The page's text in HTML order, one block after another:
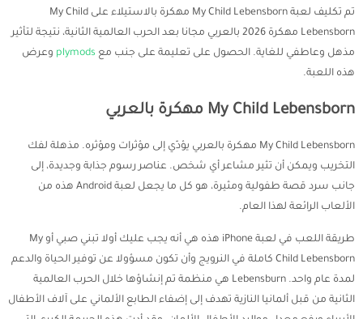
تم تكليف لعبة My Child Lebensborn مهكرة بالاستيلاء على My Child
Lebensborn مهكرة 2026 بالعربي مجانا بعد الحرب العالمية الثانية، نتيجة لتأثير
مذهل وعاطفي للغاية. الحصول على تعليمة على جنب مع plymods وعرض
هذه اللعبة.
My Child Lebensborn مهكرة بالعربي
My Child Lebensborn مهكرة بالعربي يؤدّي إلى مؤثرات ومؤثره. مذهلة لفك
التخريب ويمكن أن تثير مشاعر أي شخص. عناصر رسوم جذابة وجديدة، إلى
جانب سرد قصة طفولية ومثيرة، هو كل ما يجعل لعبة Android هذه من
الألعاب الرائعة لهذا العام.
طريقة اللعب في لعبة iPhone هذه هي أنه يجب عليك أولا تبني صبي أو My
Child Lebensborn كاملة في النرويج وأن تكون مسؤولا عن توفير الحياة والدعم
لمدة عام واحد. Lebensburn هي منظمة تم إنشاؤها خلال الحرب العالمية
الثانية من قبل ألمانيا النازية تهدف إلى إضفاء الطابع الألماني على آلاف الأطفال